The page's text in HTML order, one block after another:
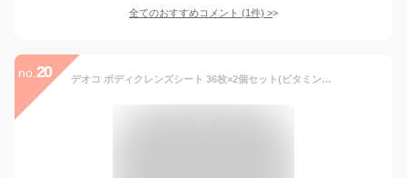
全てのおすすめコメント (1件) >
no. 20 デオコ ボディクレンズシート 36枚×2個セット(ビタミンC誘導体 さらさらパウダー ラクトン)+デオコヘアケアサシェット付